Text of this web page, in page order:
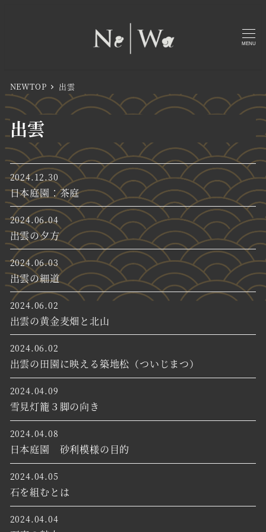
MENU
NEWTOP 出雲
出雲
日本庭園：茶庭
2024.12.30
出雲の夕方
2024.06.04
出雲の細道
2024.06.03
出雲の黄金麦畑と北山
2024.06.02
出雲の田園に映える築地松（ついじまつ）
2024.06.02
雪見灯籠３脚の向き
2024.04.09
日本庭園 砂利模様の目的
2024.04.08
石を組むとは
2024.04.05
2024.04.04